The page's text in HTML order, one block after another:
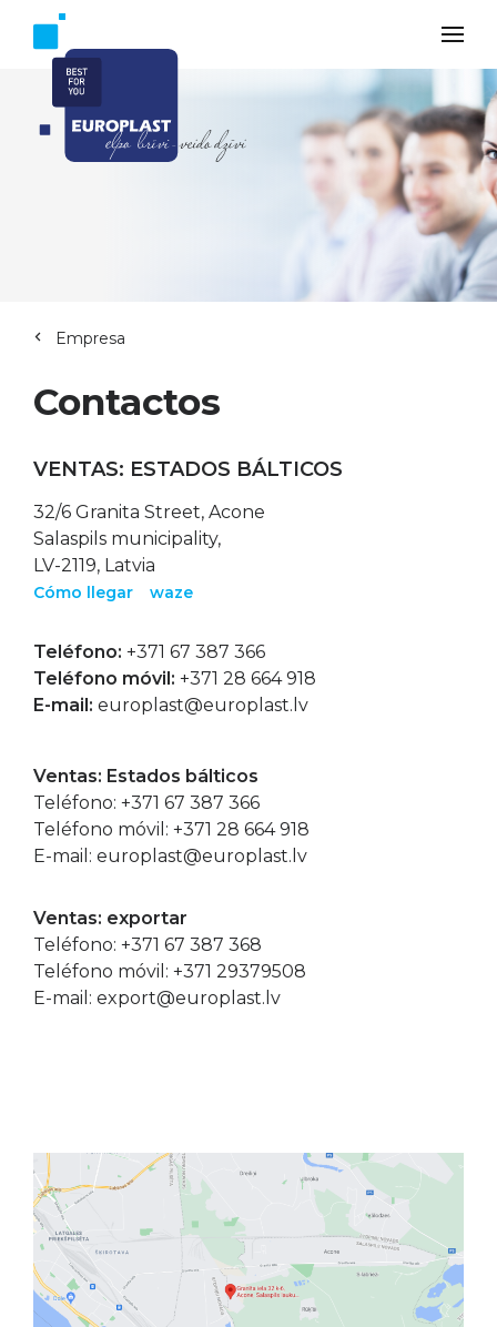
Empresa
Contactos
VENTAS: ESTADOS BÁLTICOS
32/6 Granita Street, Acone
Salaspils municipality,
LV-2119, Latvia
Cómo llegar waze
Teléfono: +371 67 387 366
Teléfono móvil: +371 28 664 918
E-mail: europlast@europlast.lv
Ventas: Estados bálticos
Teléfono: +371 67 387 366
Teléfono móvil: +371 28 664 918
E-mail: europlast@europlast.lv
Ventas: exportar
Teléfono: +371 67 387 368
Teléfono móvil: +371 29379508
E-mail: export@europlast.lv